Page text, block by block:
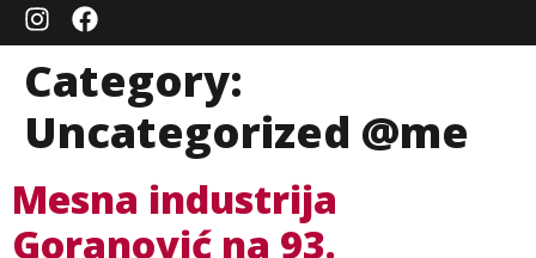
Category:
Uncategorized @me
Mesna industrija
Goranović na 93.